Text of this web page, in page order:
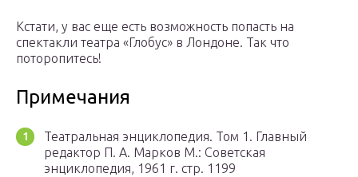
Кстати, у вас еще есть возможность попасть на
спектакли театра «Глобус» в Лондоне. Так что
поторопитесь!
Примечания
Театральная энциклопедия. Том 1. Главный
редактор П. А. Марков М.: Советская
энциклопедия, 1961 г. стр. 1199